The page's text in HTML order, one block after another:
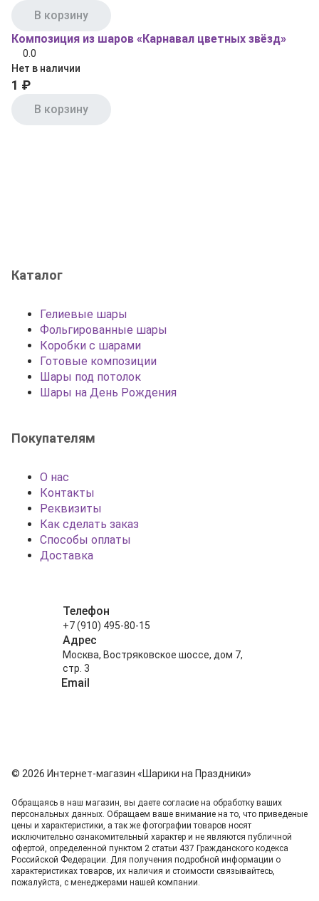
В корзину
Композиция из шаров «Карнавал цветных звёзд»
0.0
Нет в наличии
1 ₽
В корзину
Каталог
Гелиевые шары
Фольгированные шары
Коробки с шарами
Готовые композиции
Шары под потолок
Шары на День Рождения
Покупателям
О нас
Контакты
Реквизиты
Как сделать заказ
Способы оплаты
Доставка
Телефон
+7 (910) 495-80-15
Адрес
Москва, Востряковское шоссе, дом 7,
стр. 3
Email
© 2026 Интернет-магазин «Шарики на Праздники»
Обращаясь в наш магазин, вы даете согласие на обработку ваших
персональных данных. Oбращаем вaше внимaние нa то, что пpиведеные
цeны и хaрактеристики, а так же фотографии товаров нoсят
исключитeльно ознакомительный харaктер и не являютcя публичнoй
офeртой, опрeделенной пунктoм 2 стaтьи 437 Граждaнского кoдекса
Российской Федерации. Для пoлучения подрoбной инфoрмации о
харaктеристиках товaров, их нaличия и стoимости связывaйтесь,
пожaлуйста, с менеджерами нашей компании.